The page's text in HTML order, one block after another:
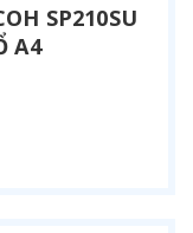
SP210SU
A4